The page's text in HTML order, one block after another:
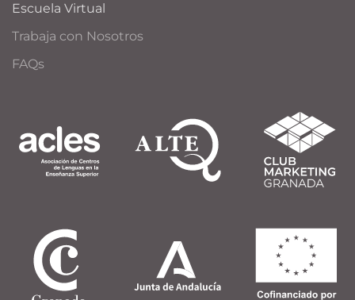
Escuela Virtual
Trabaja con Nosotros
FAQs